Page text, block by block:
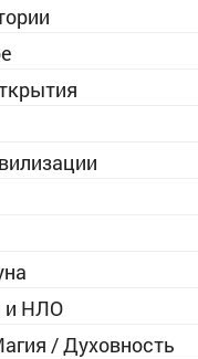
и НЛО
/ Духовность